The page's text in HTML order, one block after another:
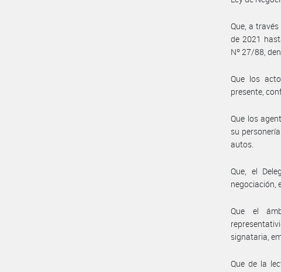
Que, a
de 2021
Nº 27/88,
Que los
presente,
Que los
su
autos.
Que, el
negociación,
Que el
signataria,
Que de la